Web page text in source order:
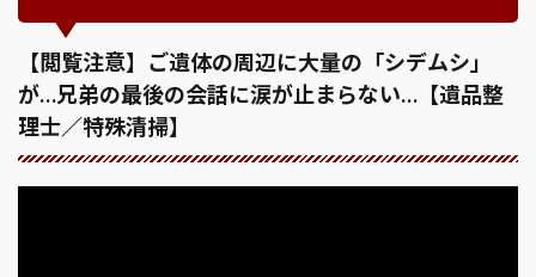
【閲覧注意】ご遺体の周辺に大量の「シデムシ」
が…兄弟の最後の会話に涙が止まらない…【遺品整
理士／特殊清掃】